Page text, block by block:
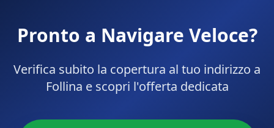
Pronto a Navigare Veloce?
Verifica subito la copertura al tuo indirizzo a
Follina e scopri l'offerta dedicata